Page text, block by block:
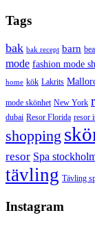
Tags
bak bak recept barn
mode fashion mode
home kök Lakrits
mode skönhet New York
dubai Resor Florida resor
shopping
resor Spa
tävling Tävling
Instagram